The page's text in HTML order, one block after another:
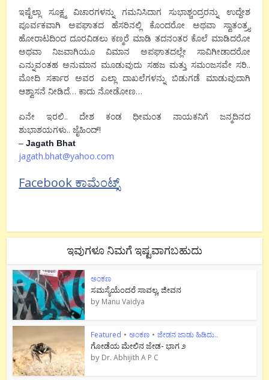
ಇಷ್ಟೆಲ್ಲಾ ಸೂಕ್ಷ್ಮ ವಿಚಾರಗಳನ್ನು ಗಮನಿಸಿದಾಗ ಸುಭಾಶ್ಚಂದ್ರರನ್ನು ಉದ್ದೇಶ
ಪೂರ್ವಕವಾಗಿ ಅಪಘಾತದ ಹೆಸರಿನಲ್ಲಿ ಕೊಂದರೋ ಅಥವಾ ಸ್ವಾತಂತ್ರ್ಯ
ಹೋರಾಟದಿಂದ ದೂರವಿಡಲು ಕಣ್ಮರೆ ಮಾಡಿ ತದನಂತರ ಕೊಲೆ ಮಾಡಿದರೋ
ಅಥವಾ ನಿಜವಾಗಿಯೂ ವಿಮಾನ ಅಪಘಾತದಲ್ಲೇ ಸಾವಿಗೀಡಾದರೋ
ಎನ್ನುವಂತಹ ಅನುಮಾನ ಮೂಡುವುದು ಸಹಜ ಮತ್ತು ಸಮಂಜಸವೇ ಸರಿ..
ಮೋದಿ ಸರ್ಕಾರ ಅವರ ಎಲ್ಲಾ ದಾಖಲೆಗಳನ್ನು ಬಿಡುಗಡೆ ಮಾಡುವುದಾಗಿ
ಆಶ್ವಾಸನೆ ನೀಡಿದೆ… ಕಾದು ನೋಡೋಣ…
ಏನೇ ಇರಲಿ.. ದೇಶ ಕಂಡ ಧೀಮಂತ ನಾಯಕನಿಗೆ ಜನ್ಮದಿನದ
ಶುಭಾಶಯಗಳು.. ಜೈಹಿಂದ್!
– Jagath Bhat
jagath.bhat@yahoo.com
Facebook ಕಾಮೆಂಟ್ಸ್
ಇವುಗಳೂ ನಿಮಗೆ ಇಷ್ಟವಾಗಬಹುದು
ಅಂಕಣ
ಸಮಸ್ಯೆಯೆಂದರೆ ಸಾವಲ್ಲ, ಜೀವನ
by Manu Vaidya
Featured • ಅಂಕಣ • ಜೇಡನ ಜಾಡು ಹಿಡಿದು..
ಗೋಡೆಯ ಮೇಲಿನ ಜೇಡ- ಭಾಗ ೨
by Dr. Abhijith A P C